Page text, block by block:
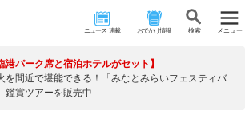
ニュース･連載 おでかけ情報 検 索 メニュー
港パーク席と宿泊ホテルがセット】
を間近で堪能できる！「みなとみらいフェスティバ
鑑賞ツアーを販売中